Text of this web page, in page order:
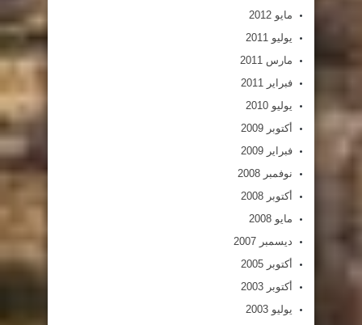
مايو 2012
يوليو 2011
مارس 2011
فبراير 2011
يوليو 2010
أكتوبر 2009
فبراير 2009
نوفمبر 2008
أكتوبر 2008
مايو 2008
ديسمبر 2007
أكتوبر 2005
أكتوبر 2003
يوليو 2003